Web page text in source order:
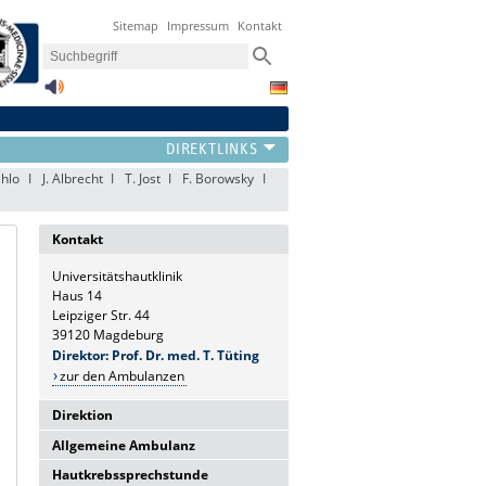
Sitemap Impressum Kontakt
J. Albrecht T. Jost
F. Borowsky
Kontakt
Universitätshautklinik
Haus 14
Leipziger Str. 44
39120 Magdeburg
Direktor: Prof. Dr. med. T. Tüting
zur den Ambulanzen
Allgemeine Ambulanz
Hautkrebssprechstunde
Direktion
Universitätshautklinik
Haus 14